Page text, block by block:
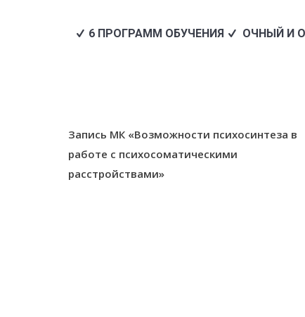
6 ПРОГРАММ ОБУЧЕНИЯ ОЧНЫЙ И
Запись МК «Возможности психосинтеза в
работе с психосоматическими
расстройствами»